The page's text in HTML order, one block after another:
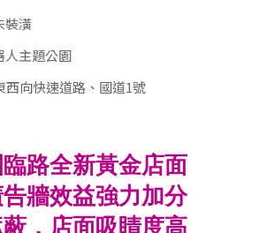
倉庫
30~40 坪
50~60 坪
裝潢
人主題公園
西向快速道路、國道1號